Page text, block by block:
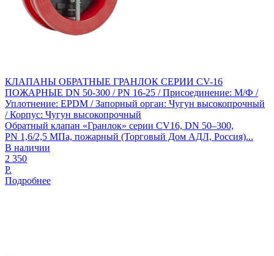
КЛАПАНЫ ОБРАТНЫЕ ГРАНЛОК СЕРИИ CV-16
ПОЖАРНЫЕ DN 50-300 / PN 16-25 / Присоединение: М/Ф /
Уплотнение: EPDM / Запорный орган: Чугун высокопрочный
/ Корпус: Чугун высокопрочный
Обратный клапан «Гранлок» серии CV16, DN 50–300,
PN 1,6/2,5 МПа, пожарный (Торговый Дом АДЛ, Россия)...
В наличии
2 350
Р.
Подробнее